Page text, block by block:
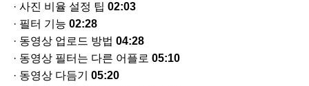
· 사진 비율 설정 팁 02:03
· 필터 기능 02:28
· 동영상 업로드 방법 04:28
· 동영상 필터는 다른 어플로 05:10
· 동영상 다듬기 05:20